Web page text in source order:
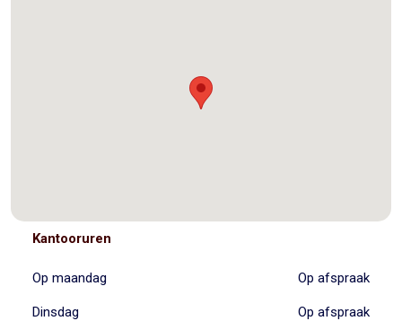
Kantooruren
Op maandag Op afspraak
Dinsdag Op afspraak